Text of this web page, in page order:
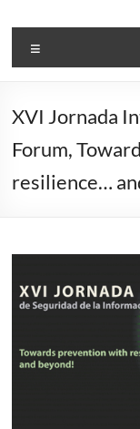
XVI Jornada
Forum,
resilience…